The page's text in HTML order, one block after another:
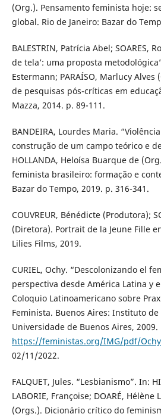
(Org.). Pensamento feminista hoje:
global. Rio de Janeiro: Bazar do
BALESTRIN, Patrícia Abel; SOARES,
de tela’: uma proposta
Estermann; PARAÍSO, Marlucy
de pesquisas pós-críticas em
Mazza, 2014. p. 89-111.
BANDEIRA, Lourdes Maria.
construção de um campo teórico e
HOLLANDA, Heloísa Buarque de
feminista brasileiro: formação e
Bazar do Tempo, 2019. p. 316-341.
COUVREUR, Bénédicte (Produtora);
(Diretora). Portrait de la Jeune Fille
Lilies Films, 2019.
CURIEL, Ochy. “Descolonizando el
perspectiva desde América Latina y
Coloquio Latinoamericano sobre
Feminista. Buenos Aires: Instituto de
Universidade de Buenos Aires,
https://feministas.org/IMG/pdf/
02/11/2022.
FALQUET, Jules. “Lesbianismo”. In:
LABORIE, Françoise; DOARÉ, Hélène
(Orgs.). Dicionário crítico do